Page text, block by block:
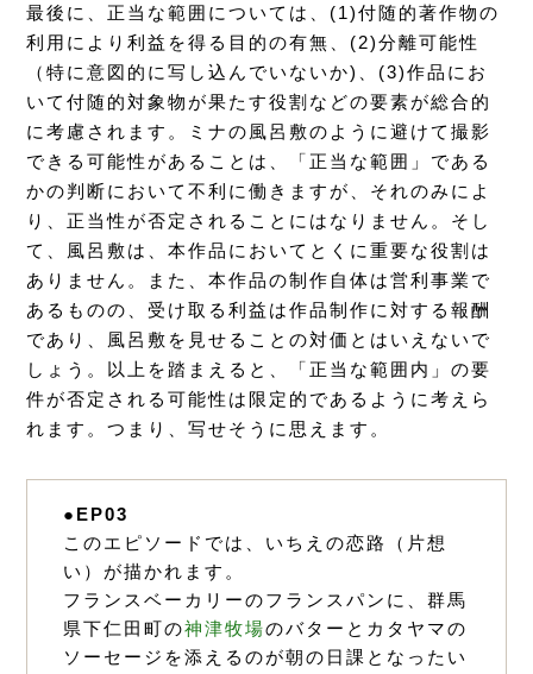
最後に、正当な範囲については、(1)付随的著作物の
利用により利益を得る目的の有無、(2)分離可能性
（特に意図的に写し込んでいないか)、(3)作品にお
いて付随的対象物が果たす役割などの要素が総合的
に考慮されます。ミナの風呂敷のように避けて撮影
できる可能性があることは、「正当な範囲」である
かの判断において不利に働きますが、それのみによ
り、正当性が否定されることにはなりません。そし
て、風呂敷は、本作品においてとくに重要な役割は
ありません。また、本作品の制作自体は営利事業で
あるものの、受け取る利益は作品制作に対する報酬
であり、風呂敷を見せることの対価とはいえないで
しょう。以上を踏まえると、「正当な範囲内」の要
件が否定される可能性は限定的であるように考えら
れます。つまり、写せそうに思えます。
●EP03
このエピソードでは、いちえの恋路（片想
い）が描かれます。
フランスベーカリーのフランスパンに、群馬
県下仁田町の神津牧場のバターとカタヤマの
ソーセージを添えるのが朝の日課となったい